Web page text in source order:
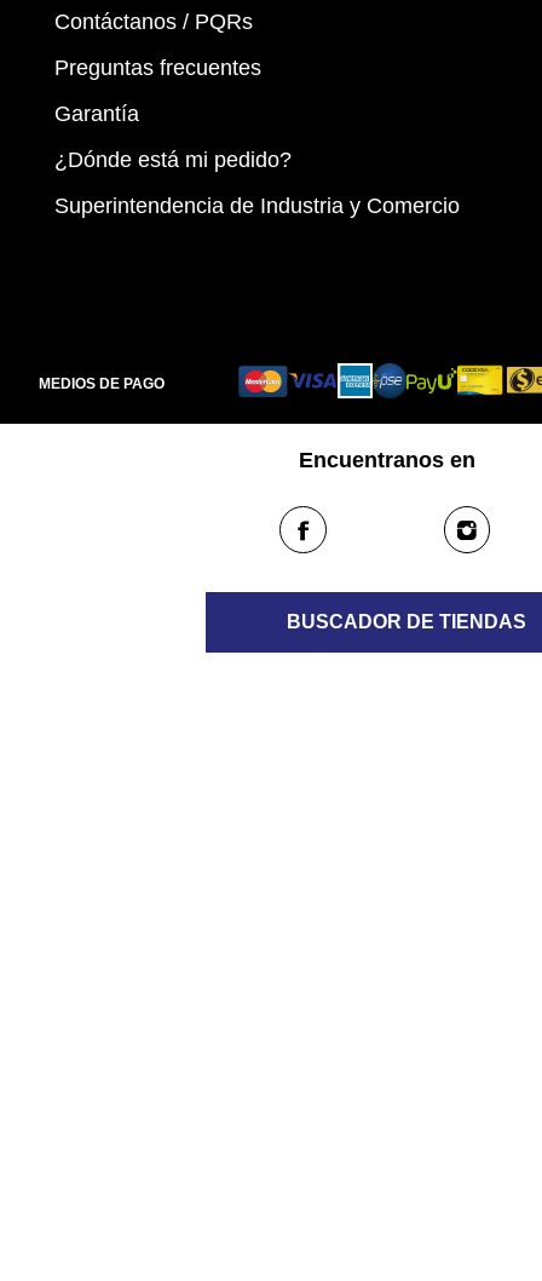
Contáctanos / PQRs
Preguntas frecuentes
Garantía
¿Dónde está mi pedido?
Superintendencia de Industria y Comercio
Encuentranos en
BUSCADOR DE TIENDAS
MEDIOS DE PAGO